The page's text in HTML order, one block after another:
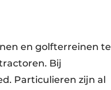
en golfterreinen te
Bij
Particulieren zijn al